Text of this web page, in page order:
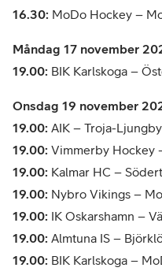
16.30: MoDo Hockey –
Måndag 17 november
19.00: BIK Karlskoga –
Onsdag 19 november
19.00: AIK – Troja-Ljungby
19.00: Vimmerby Hockey
19.00: Kalmar HC –
19.00: Nybro Vikings –
19.00: IK Oskarshamn –
19.00: Almtuna IS –
19.00: BIK Karlskoga –